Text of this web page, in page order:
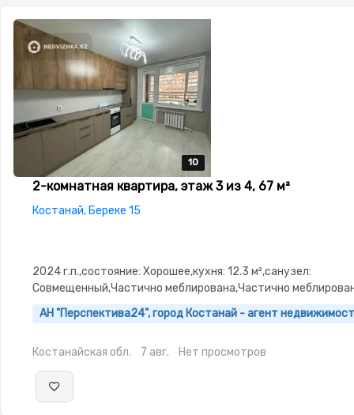
10
10
10
10
10
2-комнатная квартира, этаж 3 из 4, 67 м²
Костанай, Береке 15
2024 г.п.,состояние: Хорошее,кухня: 12.3 м²,санузел:
Совмещенный,Частично меблирована,Частично
АН "Перспектива24", город Костанай - агент
Костанайская обл. 7 авг. Нет просмотров